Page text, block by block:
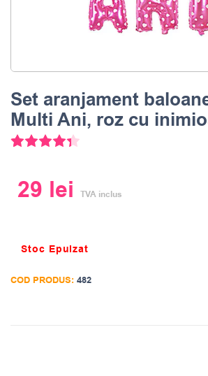
Set aranjament
Multi Ani, roz cu
Evaluat la
3
29 lei TVA inclus
Stoc Epuizat
COD PRODUS: 482